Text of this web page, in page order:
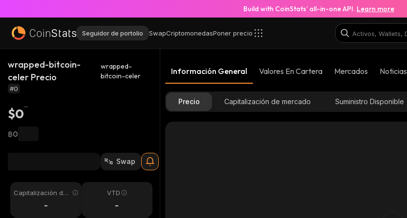
Build with CoinStats’ all-in-one API. Learn more
Seguidor de portolio SwapCriptomonedasPoner precio
wrapped-bitcoin-
celer Precio
wrapped-
bitcoin-celer
#0
$0
฿0
Swap
Capitalización de
-
VTD
-
Información General Valores En Cartera Mercados Noticias
Precio Capitalización de mercado Suministro Disponible